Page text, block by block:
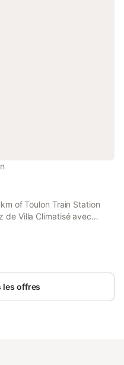
of Toulon Train Station
de Villa Climatisé avec
offers accommodation
garden.
les offres